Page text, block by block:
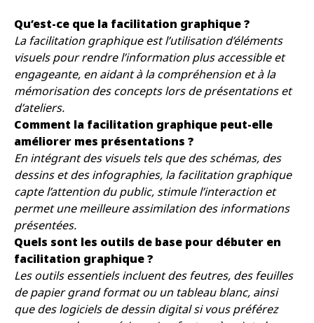
Qu’est-ce que la facilitation graphique ?
La facilitation graphique est l’utilisation d’éléments
visuels pour rendre l’information plus accessible et
engageante, en aidant à la compréhension et à la
mémorisation des concepts lors de présentations et
d’ateliers.
Comment la facilitation graphique peut-elle
améliorer mes présentations ?
En intégrant des visuels tels que des schémas, des
dessins et des infographies, la facilitation graphique
capte l’attention du public, stimule l’interaction et
permet une meilleure assimilation des informations
présentées.
Quels sont les outils de base pour débuter en
facilitation graphique ?
Les outils essentiels incluent des feutres, des feuilles
de papier grand format ou un tableau blanc, ainsi
que des logiciels de dessin digital si vous préférez